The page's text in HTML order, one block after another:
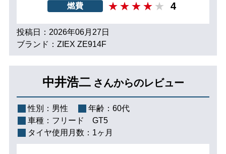
燃費 4
投稿日：2026年06月27日
ブランド：ZIEX ZE914F
中井浩二 さんからのレビュー
性別： 男性 年齢： 60代
車種： フリード GT5
タイヤ使用月数： 1ヶ月